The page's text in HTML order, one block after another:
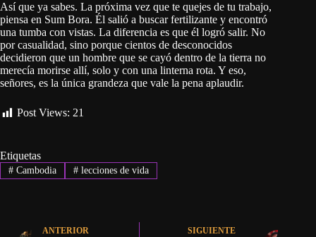
Así que ya sabes. La próxima vez que te quejes de tu trabajo,
piensa en Sum Bora. Él salió a buscar fertilizante y encontró
una tumba con vistas. La diferencia es que él logró salir. No
por casualidad, sino porque cientos de desconocidos
decidieron que un hombre que se cayó dentro de la tierra no
merecía morirse allí, solo y con una linterna rota. Y eso,
señores, es la única grandeza que vale la pena aplaudir.
Post Views: 21
Etiquetas
#Cambodia #lecciones de vida
ANTERIOR SIGUIENTE